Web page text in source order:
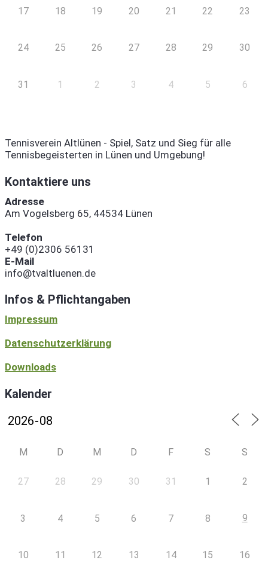
17 18 19 20 21 22 23
24 25 26 27 28 29 30
31 1 2 3 4 5 6
Tennisverein Altlünen - Spiel, Satz und Sieg für alle
Tennisbegeisterten in Lünen und Umgebung!
Kontaktiere uns
Adresse
Am Vogelsberg 65, 44534 Lünen
Telefon
+49 (0)2306 56131
E-Mail
info@tvaltluenen.de
Infos & Pflichtangaben
Impressum
Datenschutzerklärung
Downloads
Kalender
M D M D F S S
27 28 29 30 31 1 2
3 4 5 6 7 8 9
10 11 12 13 14 15 16